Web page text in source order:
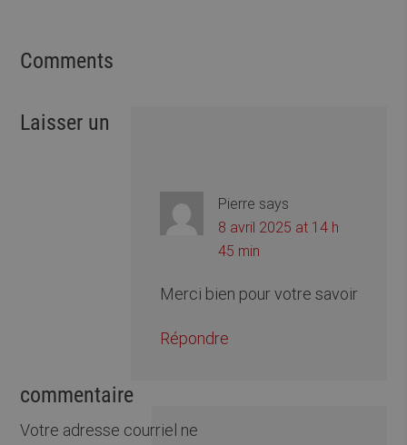
Comments
Pierre says
8 avril 2025 at 14 h
45 min
Merci bien pour votre savoir
Répondre
Laisser un
commentaire
Votre adresse courriel ne